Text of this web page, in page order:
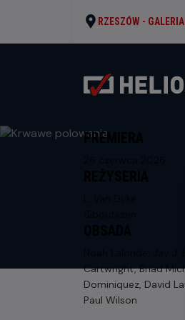
RZESZÓW -
PREMIERA
Noah Lalonde, Jay
Cartwright, Briad
Dominiquez, David
Paul Wilson